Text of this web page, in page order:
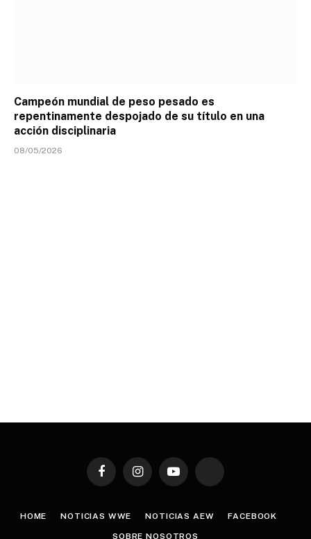
Campeón mundial de peso pesado es
repentinamente despojado de su título en una
acción disciplinaria
08/05/2026
FacebookInstagramYouTube TikTok
HOME NOTICIAS WWE NOTICIAS AEW FACEBOOK
SOBRE NOSOTROS